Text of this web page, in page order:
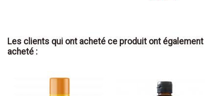
Les clients qui ont acheté ce produit ont également
acheté :